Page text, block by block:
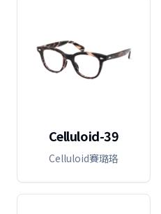
Celluloid-39
Celluloid賽璐珞